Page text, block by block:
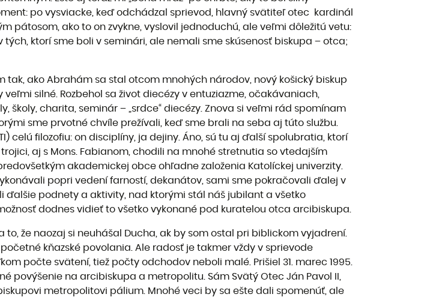
po vysviacke, keď odchádzal sprievod, hlavný svätiteľ otec kardinál
pátosom, ako to on zvykne, vyslovil jednoduchú, ale veľmi dôležitú vetu:
ktorí sme boli v seminári, ale nemali sme skúsenosť biskupa – otca;
ako Abrahám sa stal otcom mnohých národov, nový košický biskup
silné. Rozbehol sa život diecézy v entuziazme, očakávaniach,
charita, seminár – „srdce“ diecézy. Znova si veľmi rád spomínam
sme prvotné chvíle prežívali, keď sme brali na seba aj túto službu.
celú filozofiu: on disciplíny, ja dejiny. Áno, sú tu aj ďalší spolubratia, ktorí
aj s Mons. Fabianom, chodili na mnohé stretnutia so vtedajším
akademickej obce ohľadne založenia Katolíckej univerzity.
popri vedení farností, dekanátov, sami sme pokračovali ďalej v
ďalšie podnety a aktivity, nad ktorými stál náš jubilant a všetko
dodnes vidieť to všetko vykonané pod kuratelou otca arcibiskupa.
to, že naozaj si neuhášal Ducha, ak by som ostal pri biblickom vyjadrení.
kňazské povolania. Ale radosť je takmer vždy v sprievode
počte svätení, tiež počty odchodov neboli malé. Prišiel 31. marec 1995.
povýšenie na arcibiskupa a metropolitu. Sám Svätý Otec Ján Pavol II,
metropolitovi pálium. Mnohé veci by sa ešte dali spomenúť, ale